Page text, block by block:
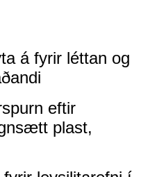
á fyrir léttan og
eftir
plast,